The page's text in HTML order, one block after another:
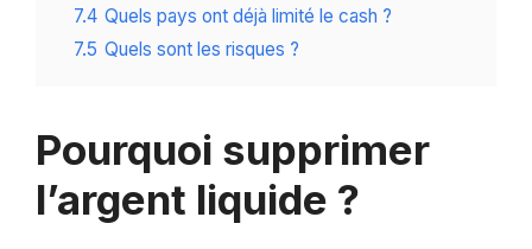
7.4 Quels pays ont déjà limité le cash ?
7.5 Quels sont les risques ?
Pourquoi supprimer
l’argent liquide ?